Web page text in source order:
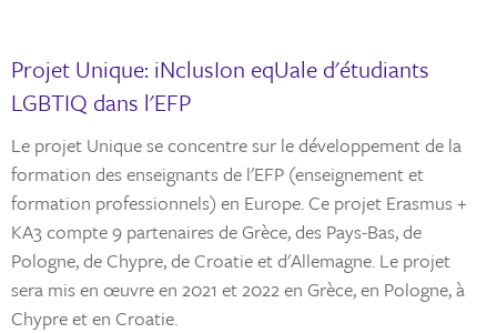
Projet Unique: iNclusIon eqUale d'étudiants
LGBTIQ dans l'EFP
Le projet Unique se concentre sur le développement de la
formation des enseignants de l'EFP (enseignement et
formation professionnels) en Europe. Ce projet Erasmus +
KA3 compte 9 partenaires de Grèce, des Pays-Bas, de
Pologne, de Chypre, de Croatie et d'Allemagne. Le projet
sera mis en œuvre en 2021 et 2022 en Grèce, en Pologne, à
Chypre et en Croatie.